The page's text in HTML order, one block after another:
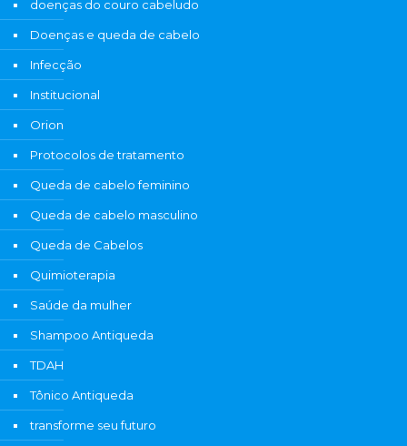
doenças do couro cabeludo
Doenças e queda de cabelo
Infecção
Institucional
Orion
Protocolos de tratamento
Queda de cabelo feminino
Queda de cabelo masculino
Queda de Cabelos
Quimioterapia
Saúde da mulher
Shampoo Antiqueda
TDAH
Tônico Antiqueda
transforme seu futuro